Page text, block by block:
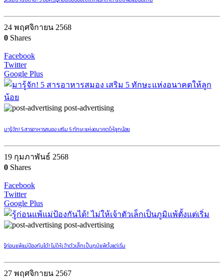
24 พฤศจิกายน 2568
0 Shares
Facebook
Twitter
Google Plus
post-advertising
มารู้จัก! 5 สารอาหารสมอง เสริม 5 ทักษะแห่งอนาคตให้ลูกน้อย
19 กุมภาพันธ์ 2568
0 Shares
Facebook
Twitter
Google Plus
post-advertising
รู้ก่อนแพ้แม่ป้องกันได้! ไม่ให้เจ้าตัวเล็กเป็นภูมิแพ้ตั้งแต่เริ่ม
27 พฤศจิกายน 2567